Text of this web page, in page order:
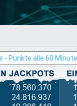
- Punkte alle 60